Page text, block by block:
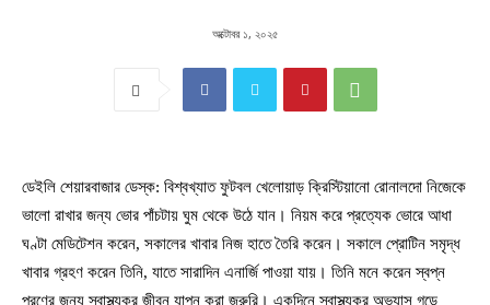
অক্টোবর ১, ২০২৫
ডেইলি শেয়ারবাজার ডেস্ক: বিশ্বখ্যাত ফুটবল খেলোয়াড় ক্রিস্টিয়ানো রোনালদো নিজেকে
ভালো রাখার জন্য ভোর পাঁচটায় ঘুম থেকে উঠে যান। নিয়ম করে প্রত্যেক ভোরে আধা
ঘণ্টা মেডিটেশন করেন, সকালের খাবার নিজ হাতে তৈরি করেন। সকালে প্রোটিন সমৃদ্ধ
খাবার গ্রহণ করেন তিনি, যাতে সারাদিন এনার্জি পাওয়া যায়। তিনি মনে করেন স্বপ্ন
পূরণের জন্য স্বাস্থ্যকর জীবন যাপন করা জরুরি। একদিনে স্বাস্থ্যকর অভ্যাস গড়ে